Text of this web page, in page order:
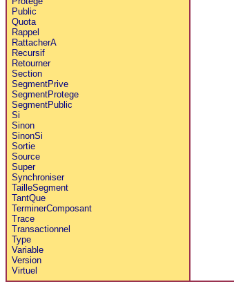
Public
Quota
Rappel
RattacherA
Recursif
Retourner
Section
SegmentPrive
SegmentProtege
SegmentPublic
Si
Sinon
SinonSi
Sortie
Source
Super
Synchroniser
TailleSegment
TantQue
TerminerComposant
Trace
Transactionnel
Type
Variable
Version
Virtuel